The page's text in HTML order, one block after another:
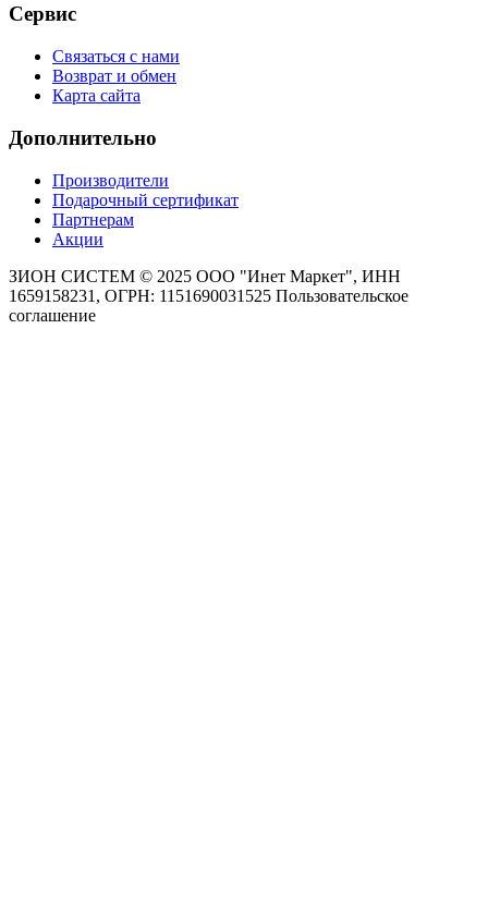
Сервис
Связаться с нами
Возврат и обмен
Карта сайта
Дополнительно
Производители
Подарочный сертификат
Партнерам
Акции
ЗИОН СИСТЕМ © 2025 ООО "Инет Маркет", ИНН
1659158231, ОГРН: 1151690031525 Пользовательское
соглашение